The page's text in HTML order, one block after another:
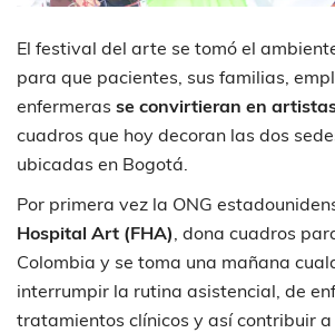
El festival del arte se tomó el
para que pacientes, sus familias,
enfermeras se convirtieran en
cuadros que hoy decoran las dos
ubicadas en Bogotá.
Por primera vez la ONG
Hospital Art (FHA), dona cuadros
Colombia y se toma una mañana
interrumpir la rutina asistencial, de
tratamientos clínicos y así contribuir